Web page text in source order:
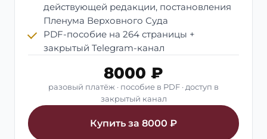
действующей редакции, постановления
Пленума Верховного Суда
PDF-пособие на 264 страницы +
закрытый Telegram-канал
8000 ₽
разовый платёж · пособие в PDF · доступ в
закрытый канал
Купить за 8000 ₽